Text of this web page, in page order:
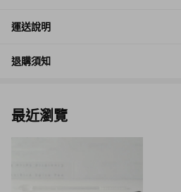
運送說明
退購須知
最近瀏覽